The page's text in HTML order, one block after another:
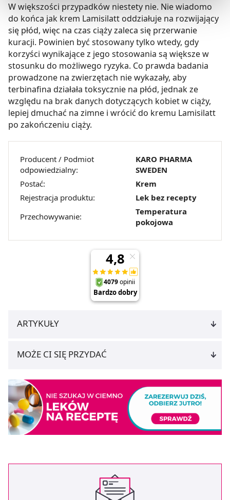
zgodami”.
Możesz również kliknąć „Zaakceptuj niezbędne”, co
będzie oznaczało, że nie wyrażasz zgody na
pozyskiwanie od Ciebie danych, które nie są niezbędne
dla funkcjonowania Strony. Będzie się to jednak wiązało
z brakiem dostępu do wszystkich funkcjonalności
Strony.
W większości przypadków niestety nie. Nie wiadomo
do końca jak krem Lamisilatt oddziałuje na rozwijający
się płód, więc na czas ciąży zaleca się przerwanie
kuracji. Powinien być stosowany tylko wtedy, gdy
korzyści wynikające z jego stosowania są większe w
stosunku do możliwego ryzyka. Co prawda badania
prowadzone na zwierzętach nie wykazały, aby
terbinafina działała toksycznie na płód, jednak ze
względu na brak danych dotyczących kobiet w ciąży,
lepiej dmuchać na zimne i wrócić do kremu Lamisilatt
po zakończeniu ciąży.
Producent / Podmiot
odpowiedzialny:
KARO PHARMA
SWEDEN
Postać:
Krem
Rejestracja produktu:
Lek bez recepty
Przechowywanie:
Temperatura
pokojowa
ARTYKUŁY
MOŻE CI SIĘ PRZYDAĆ